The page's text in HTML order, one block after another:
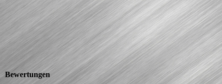
Bewertungen